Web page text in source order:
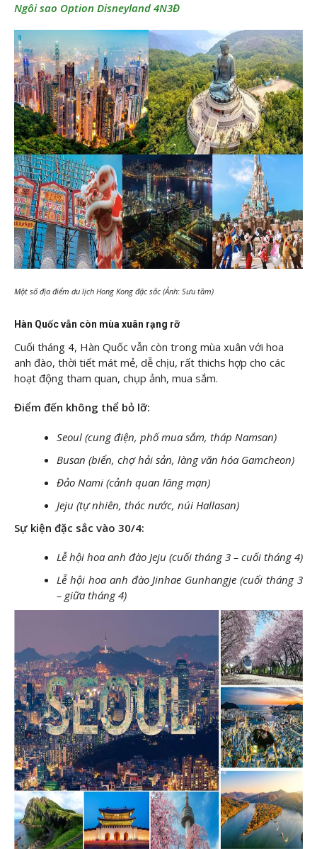
Ngôi sao Option Disneyland 4N3Đ
Một số địa điểm du lịch Hong Kong đặc sắc (Ảnh: Sưu tầm)
Hàn Quốc vẫn còn mùa xuân rạng rỡ
Cuối tháng 4, Hàn Quốc vẫn còn trong mùa xuân với hoa
anh đào, thời tiết mát mẻ, dễ chịu, rất thichs hợp cho các
hoạt động tham quan, chụp ảnh, mua sắm.
Điểm đến không thể bỏ lỡ:
Seoul (cung điện, phố mua sắm, tháp Namsan)
Busan (biển, chợ hải sản, làng văn hóa Gamcheon)
Đảo Nami (cảnh quan lãng mạn)
Jeju (tự nhiên, thác nước, núi Hallasan)
Sự kiện đặc sắc vào 30/4:
Lễ hội hoa anh đào Jeju (cuối tháng 3 – cuối tháng 4)
Lễ hội hoa anh đào Jinhae Gunhangje (cuối tháng 3
– giữa tháng 4)